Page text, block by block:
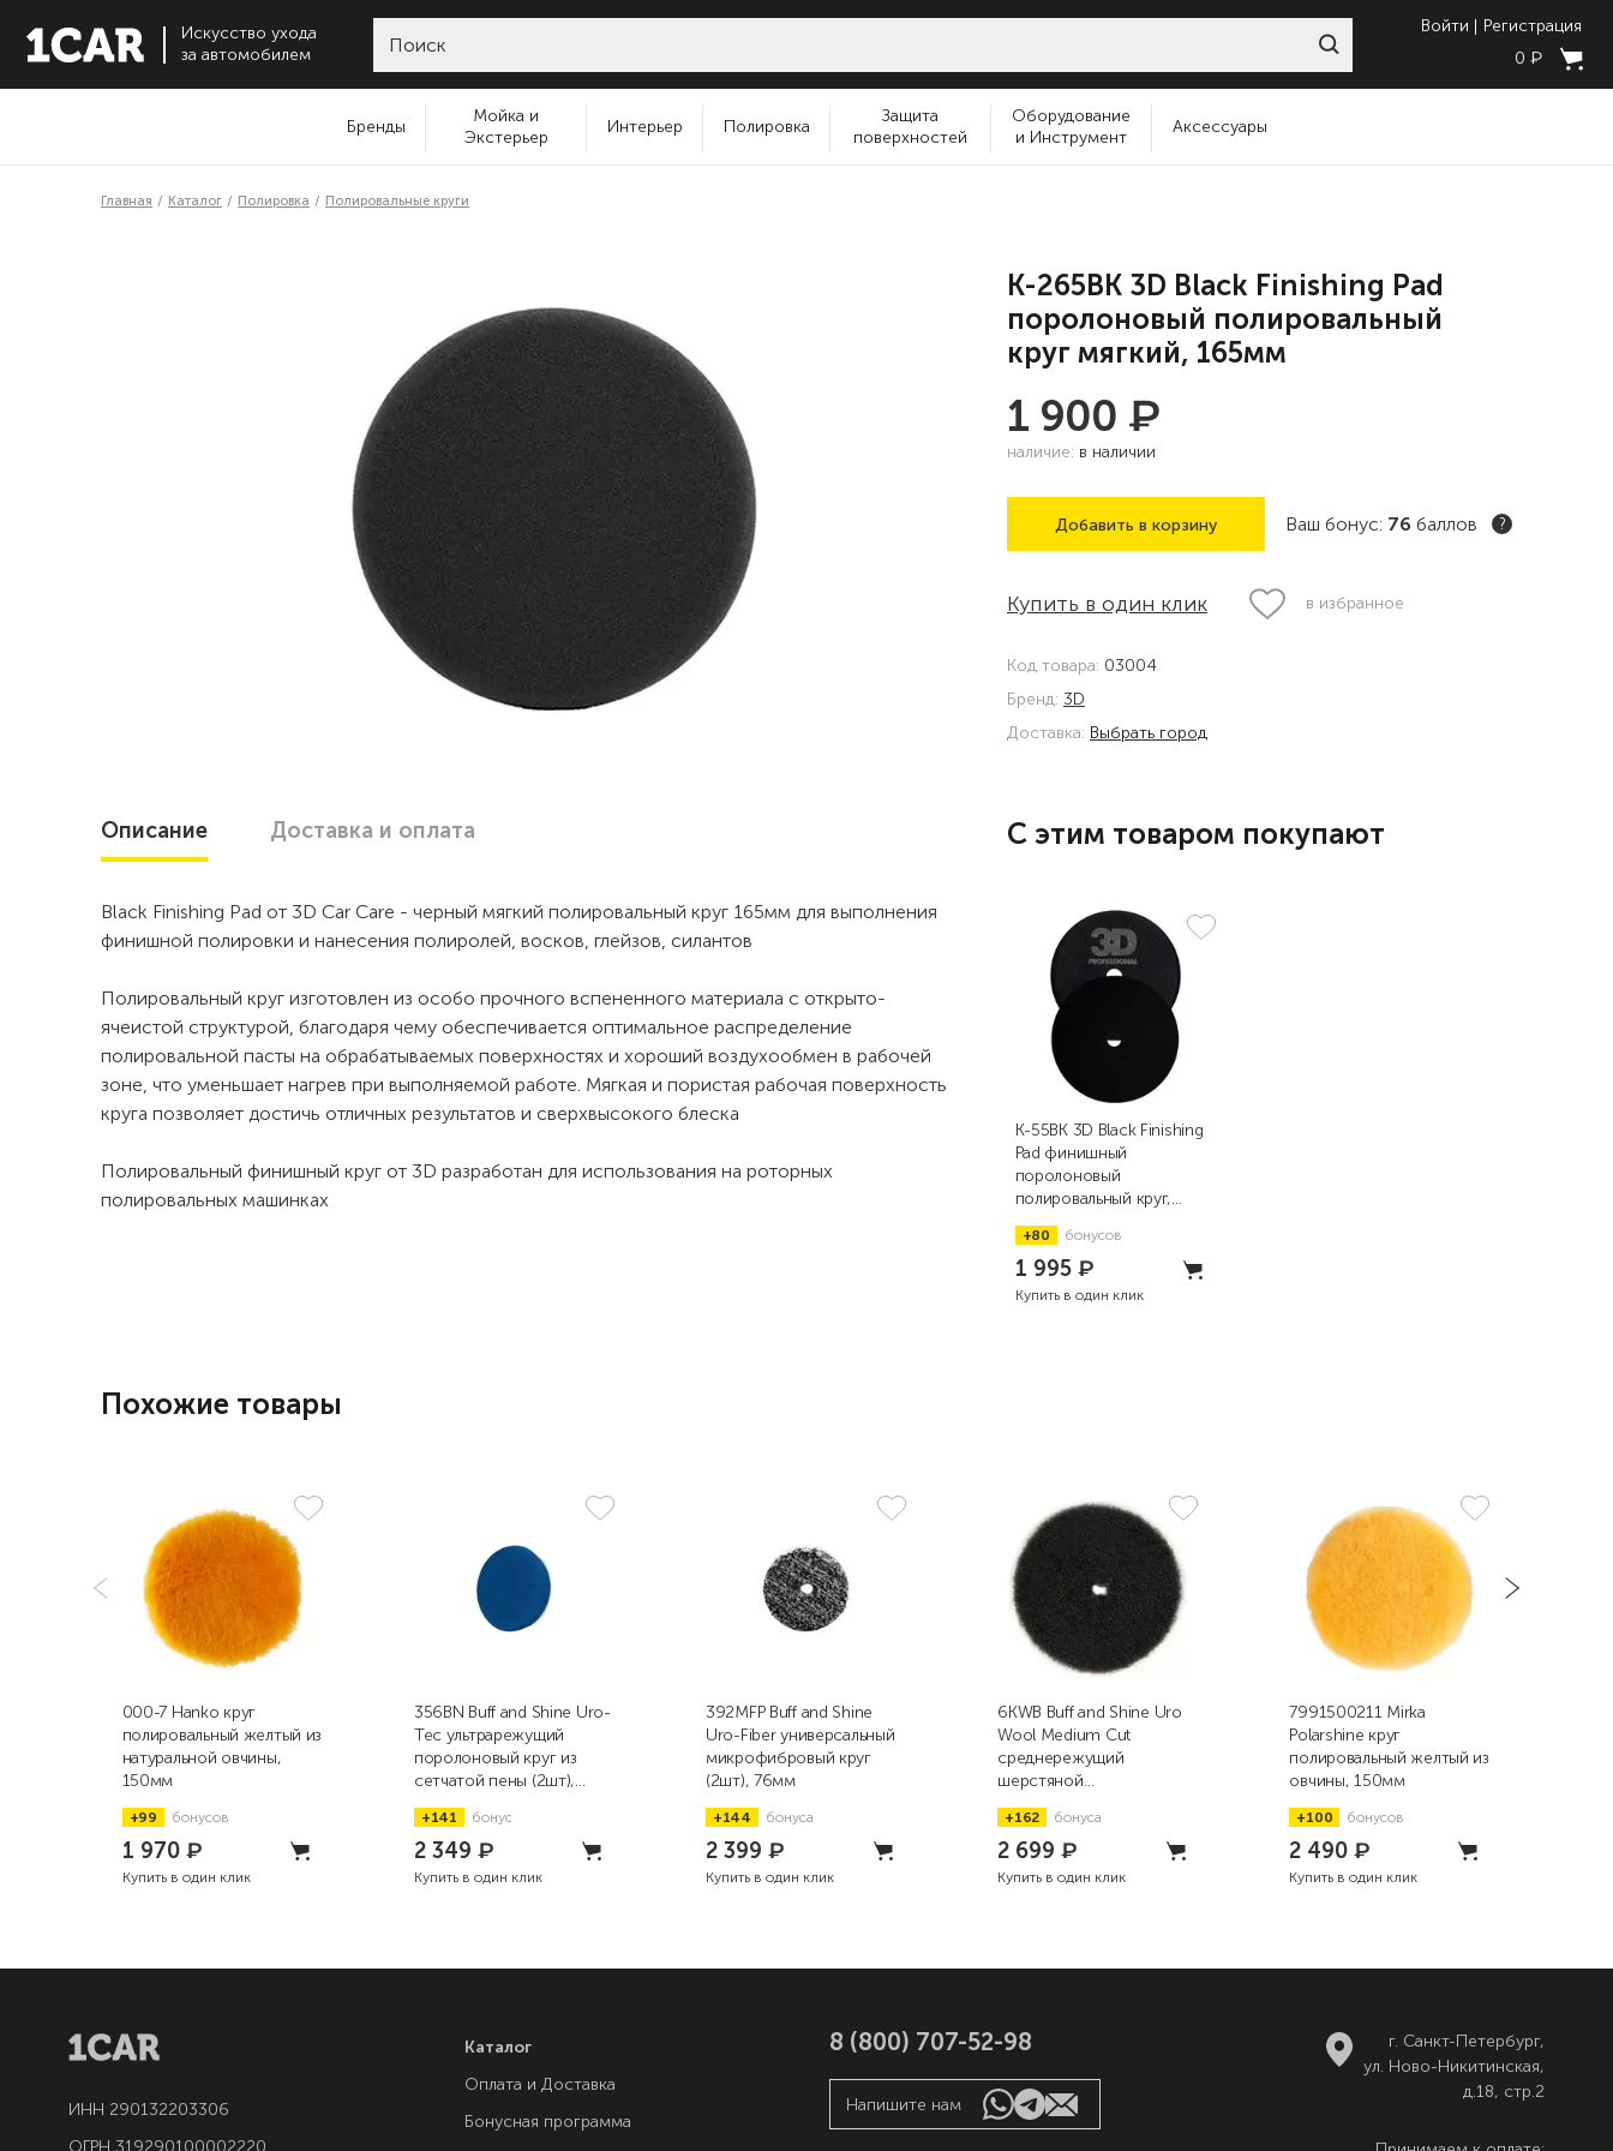
Искусство ухода
за автомобилем
Войти
Регистрация
0 ₽
Бренды
Мойка и
Экстерьер
Интерьер Полировка
Защита
поверхностей
Оборудование
и Инструмент
Аксессуары
Главная Каталог Полировка Полировальные круги
K-265BK 3D Black Finishing Pad
поролоновый полировальный
круг мягкий, 165мм
1 900 ₽
наличие: в наличии
Добавить в корзину Ваш бонус: 76 баллов ?
Купить в один клик в избранное
Код товара: 03004
Бренд: 3D
Доставка: Выбрать город
Описание Доставка и оплата
Black Finishing Pad от 3D Car Care - черный мягкий полировальный круг 165мм для выполнения
финишной полировки и нанесения полиролей, восков, глейзов, силантов
Полировальный круг изготовлен из особо прочного вспененного материала с открыто-
ячеистой структурой, благодаря чему обеспечивается оптимальное распределение
полировальной пасты на обрабатываемых поверхностях и хороший воздухообмен в рабочей
зоне, что уменьшает нагрев при выполняемой работе. Мягкая и пористая рабочая поверхность
круга позволяет достичь отличных результатов и сверхвысокого блеска
Полировальный финишный круг от 3D разработан для использования на роторных
полировальных машинках
С этим товаром покупают
K-55BK 3D Black Finishing
Pad финишный
поролоновый
полировальный круг,
125/140мм
+80 бонусов
1 995 ₽
Купить в один клик
Похожие товары
000-7 Hanko круг
полировальный желтый из
натуральной овчины,
150мм
+99 бонусов
1 970 ₽
Купить в один клик
356BN Buff and Shine Uro-
Tec ультрарежущий
поролоновый круг из
сетчатой пены (2шт),
76мм
+141 бонус
2 349 ₽
Купить в один клик
392MFP Buff and Shine
Uro-Fiber универсальный
микрофибровый круг
(2шт), 76мм
+144 бонуса
2 399 ₽
Купить в один клик
6KWB Buff and Shine Uro
Wool Medium Cut
среднережущий
шерстяной
коротковорсный круг,
152мм
+162 бонуса
2 699₽
Купить в один клик
7991500211 Mirka
Polarshine круг
полировальный желтый из
овчины, 150мм
+100 бонусов
2 490₽
Купить в один клик
ИНН 290132203306
ОГРН 319290100002220
Каталог
Оплата и Доставка
Бонусная программа
8 (800) 707-52-98
Напишите нам
г. Санкт-Петербург,
ул. Ново-Никитинская,
д.18, стр.2